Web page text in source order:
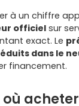
à un chiffre
officiel sur
exact. Le
dans le
financement.
où